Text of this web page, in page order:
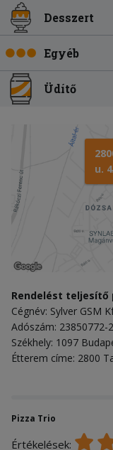
Desszert
Egyéb
Üdítő
u.
Rendelést teljesítő
Cégnév: Sylver GSM
Adószám: 23850772-
Székhely: 1097
Étterem címe: 2800
Pizza Trio
Értékelések: